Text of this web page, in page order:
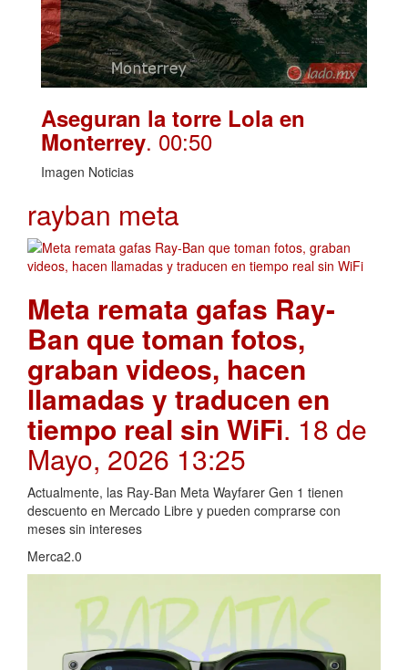
Aseguran la torre Lola en
Monterrey. 00:50
Imagen Noticias
rayban meta
Meta remata gafas Ray-
Ban que toman fotos,
graban videos, hacen
llamadas y traducen en
tiempo real sin WiFi. 18 de
Mayo, 2026 13:25
Actualmente, las Ray-Ban Meta Wayfarer Gen 1 tienen
descuento en Mercado Libre y pueden comprarse con
meses sin intereses
Merca2.0